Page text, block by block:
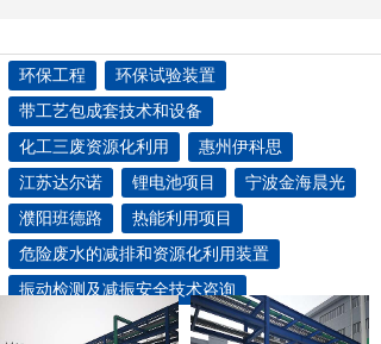
环保工程
环保试验装置
带工艺包成套技术和设备
化工三废资源化利用
惠州伊科思
江苏达尔诺
锂电池项目
宁波金海晨光
濮阳班德路
热能利用项目
危险废水的减排和资源化利用装置
振动检测及减振安全技术咨询